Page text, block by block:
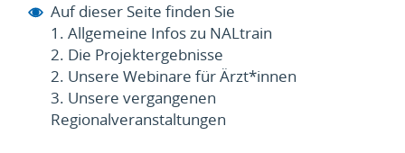
Auf dieser Seite finden Sie
1. Allgemeine Infos zu NALtrain
2. Die Projektergebnisse
2. Unsere Webinare für Ärzt*innen
3. Unsere vergangenen
Regionalveranstaltungen